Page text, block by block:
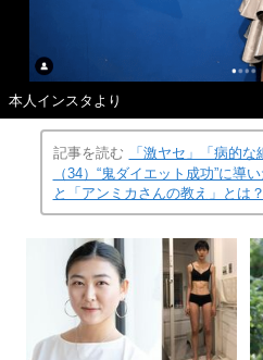
本人インスタより
記事を読む
「激ヤセ」「病的
（34）“鬼ダイエット成功”に導
と「アンミカさんの教え」とは？